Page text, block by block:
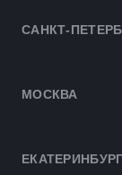
САНКТ-
МОСКВА
ЕКАТЕРИНБУРГ